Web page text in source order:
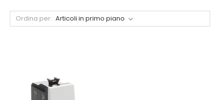
Ordina per: